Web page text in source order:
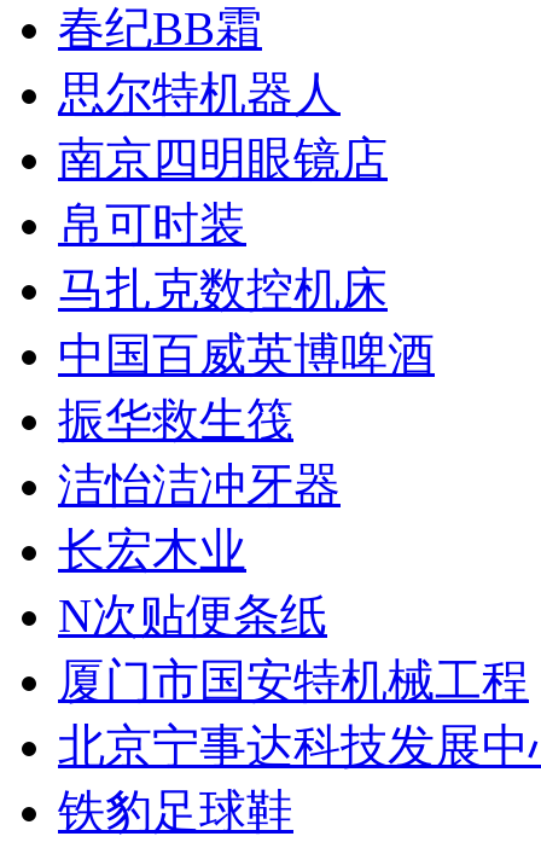
春纪BB霜
思尔特机器人
南京四明眼镜店
帛可时装
马扎克数控机床
中国百威英博啤酒
振华救生筏
洁怡洁冲牙器
长宏木业
N次贴便条纸
厦门市国安特机械工程
北京宁事达科技发展中
铁豹足球鞋